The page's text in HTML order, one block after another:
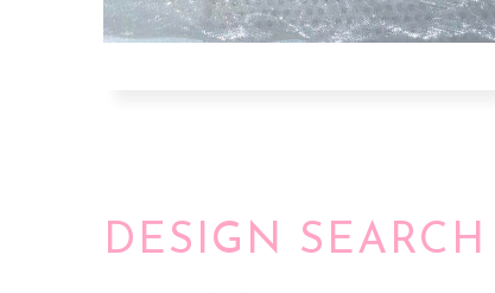
DESIGN SEARCH